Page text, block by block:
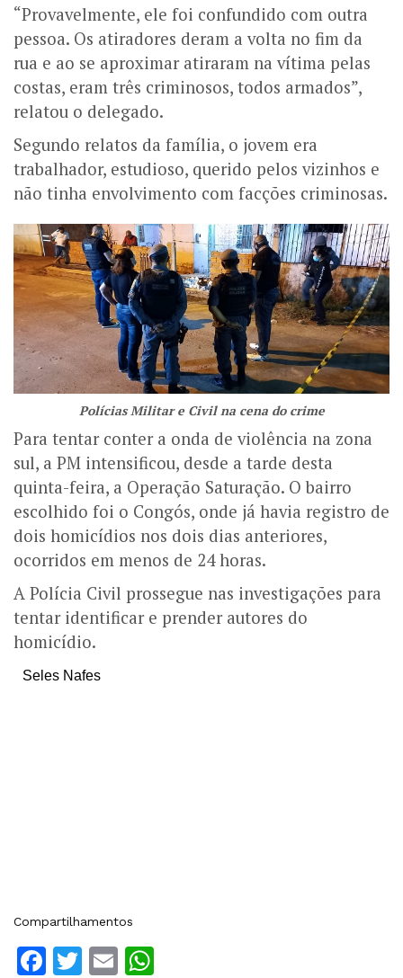
“Provavelmente, ele foi confundido com outra
pessoa. Os atiradores deram a volta no fim da
rua e ao se aproximar atiraram na vítima pelas
costas, eram três criminosos, todos armados”,
relatou o delegado.
Segundo relatos da família, o jovem era
trabalhador, estudioso, querido pelos vizinhos e
não tinha envolvimento com facções criminosas.
Polícias Militar e Civil na cena do crime
Para tentar conter a onda de violência na zona
sul, a PM intensificou, desde a tarde desta
quinta-feira, a Operação Saturação. O bairro
escolhido foi o Congós, onde já havia registro de
dois homicídios nos dois dias anteriores,
ocorridos em menos de 24 horas.
A Polícia Civil prossegue nas investigações para
tentar identificar e prender autores do
homicídio.
Seles Nafes
Compartilhamentos
Facebook
Twitter
Email